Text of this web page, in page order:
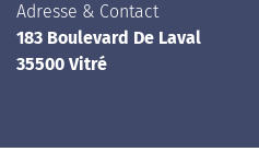
Adresse & Contact
183 Boulevard De Laval
35500 Vitré